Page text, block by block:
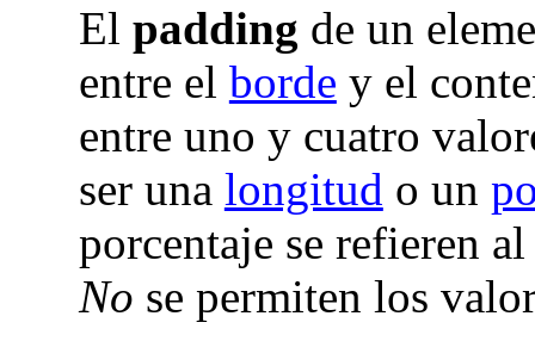
El padding de un
entre el borde y el
entre uno y cuatro
ser una longitud o un
porcentaje se refieren
No se permiten los